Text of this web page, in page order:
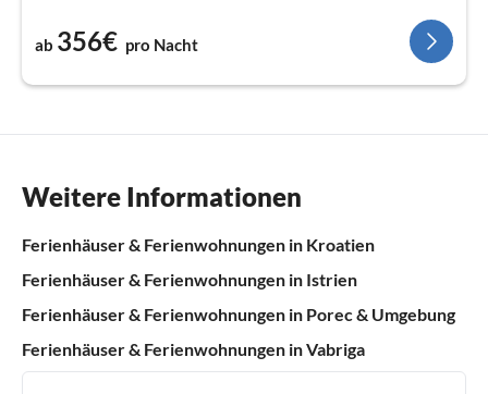
ab 356€ pro Nacht
Weitere Informationen
Ferienhäuser & Ferienwohnungen in Kroatien
Ferienhäuser & Ferienwohnungen in Istrien
Ferienhäuser & Ferienwohnungen in Porec & Umgebung
Ferienhäuser & Ferienwohnungen in Vabriga